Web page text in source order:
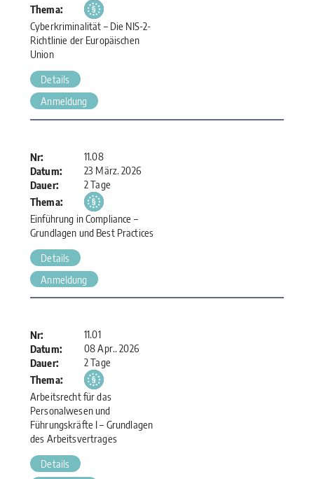
Thema:
Cyberkriminalität – Die NIS-2-
Richtlinie der Europäischen
Union
Details
Anmeldung
Nr: 11.08
Thema:
Einführung in Compliance –
Grundlagen und Best Practices
Details
Anmeldung
Datum:
23 März. 2026
Dauer:
2 Tage
Nr: 11.01
Thema:
Arbeitsrecht für das
Personalwesen und
Führungskräfte I – Grundlagen
des Arbeitsvertrages
Details
Datum:
08 Apr.. 2026
Dauer:
2 Tage